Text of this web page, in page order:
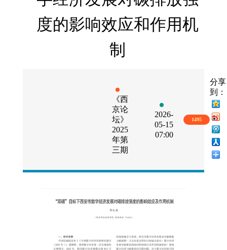
度的影响效应和作用机
制
《西
京论
坛》
2025
年第
三期
2026-
05-15
07:00
1495
分享
到：